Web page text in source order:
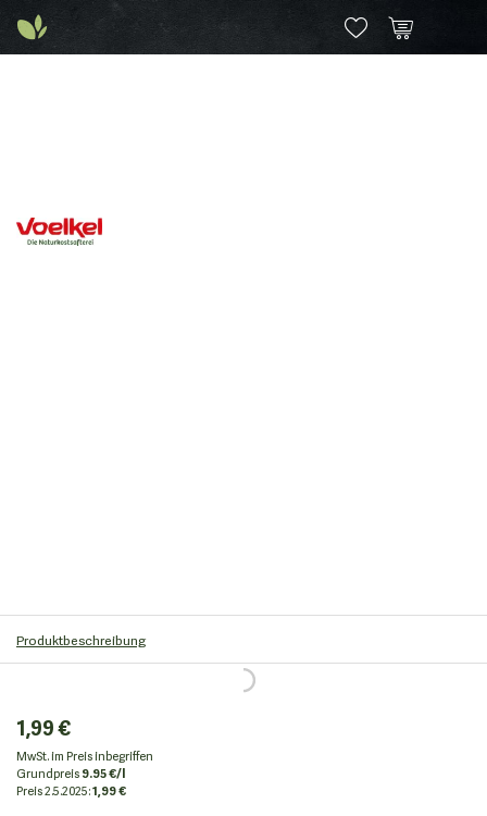
Produktbeschreibung
1,99 €
MwSt. im Preis inbegriffen
Grundpreis9.95 €/l
Preis2.5.2025:1,99 €